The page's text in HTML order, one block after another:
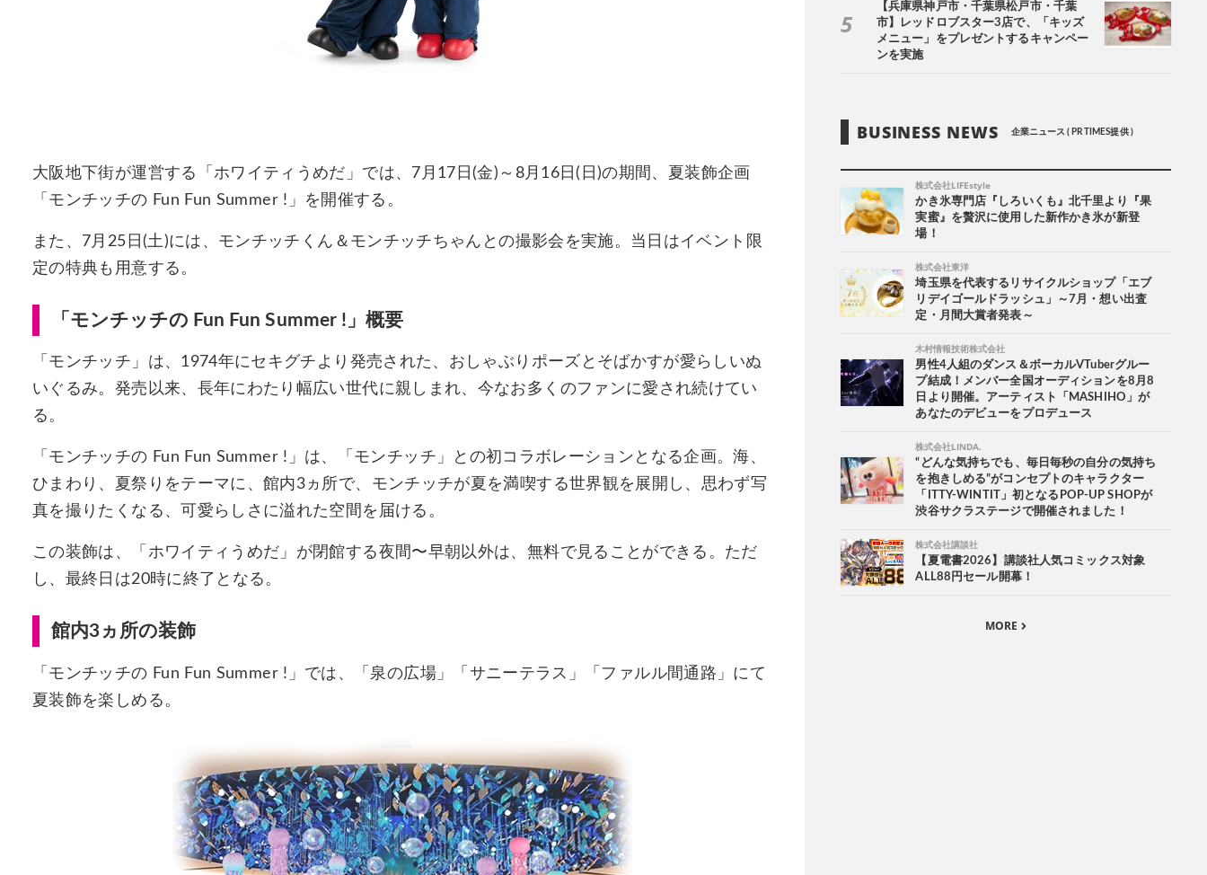
大阪地下街が運営する「ホワイティうめだ」では、7月17日(金)～8月16日(日)の期間、夏装飾企画
「モンチッチの Fun Fun Summer !」を開催する。
また、7月25日(土)には、モンチッチくん＆モンチッチちゃんとの撮影会を実施。当日はイベント限
定の特典も用意する。
「モンチッチの Fun Fun Summer !」概要
「モンチッチ」は、1974年にセキグチより発売された、おしゃぶりポーズとそばかすが愛らしいぬ
いぐるみ。発売以来、長年にわたり幅広い世代に親しまれ、今なお多くのファンに愛され続けてい
る。
「モンチッチの Fun Fun Summer !」は、「モンチッチ」との初コラボレーションとなる企画。海、
ひまわり、夏祭りをテーマに、館内3ヵ所で、モンチッチが夏を満喫する世界観を展開し、思わず写
真を撮りたくなる、可愛らしさに溢れた空間を届ける。
この装飾は、「ホワイティうめだ」が閉館する夜間〜早朝以外は、無料で見ることができる。ただ
し、最終日は20時に終了となる。
館内3ヵ所の装飾
「モンチッチの Fun Fun Summer !」では、「泉の広場」「サニーテラス」「ファルル間通路」にて
夏装飾を楽しめる。
【兵庫県神戸市・千葉県松戸市・千葉
市】レッドロブスター3店で、「キッズ
メニュー」をプレゼントするキャンペー
ンを実施
BUSINESS NEWS 企業ニュース ( PR TIMES提供 )
株式会社LIFEstyle
かき氷専門店『しろいくも』北千里より『果
実蜜』を贅沢に使用した新作かき氷が新登
場！
株式会社東洋
埼玉県を代表するリサイクルショップ「エブ
リデイゴールドラッシュ」～7月・想い出査
定・月間大賞者発表～
木村情報技術株式会社
男性4人組のダンス＆ボーカルVTuberグルー
プ結成！メンバー全国オーディションを8月8
日より開催。アーティスト「MASHIHO」が
あなたのデビューをプロデュース
株式会社LINDA.
“どんな気持ちでも、毎日毎秒の自分の気持ち
を抱きしめる”がコンセプトのキャラクター
「ITTY-WINTIT」初となるPOP-UP SHOPが
渋谷サクラステージで開催されました！
株式会社講談社
【夏電書2026】講談社人気コミックス対象
ALL88円セール開幕！
MORE